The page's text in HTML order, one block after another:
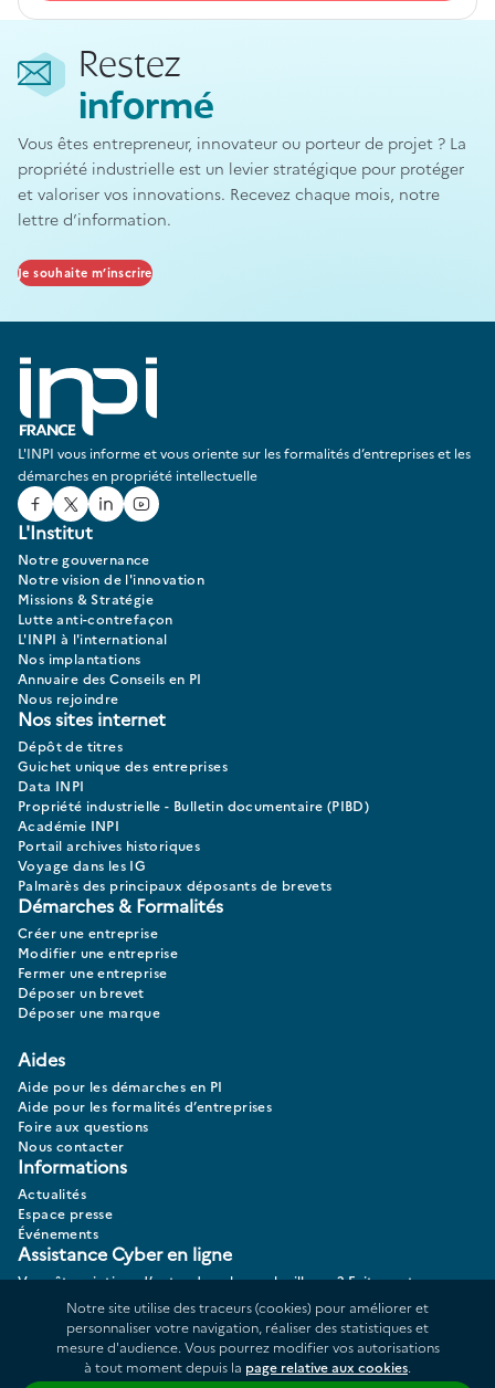
Restez
informé
Vous êtes entrepreneur, innovateur ou porteur de projet ? La
propriété industrielle est un levier stratégique pour protéger
et valoriser vos innovations. Recevez chaque mois, notre
lettre d’information.
Je souhaite m’inscrire
L'INPI vous informe et vous oriente sur les formalités d’entreprises et les
démarches en propriété intellectuelle
Facebook
TwitterLinked In
Youtube
L'Institut
Notre gouvernance
Notre vision de l'innovation
Missions & Stratégie
Lutte anti-contrefaçon
L'INPI à l'international
Nos implantations
Annuaire des Conseils en PI
Nous rejoindre
Nos sites internet
Dépôt de titres
Guichet unique des entreprises
Data INPI
Propriété industrielle - Bulletin documentaire (PIBD)
Académie INPI
Portail archives historiques
Voyage dans les IG
Palmarès des principaux déposants de brevets
Démarches & Formalités
Créer une entreprise
Modifier une entreprise
Fermer une entreprise
Déposer un brevet
Déposer une marque
Aides
Aide pour les démarches en PI
Aide pour les formalités d’entreprises
Foire aux questions
Nous contacter
Informations
Actualités
Espace presse
Événements
Assistance Cyber en ligne
Vous êtes victime d’actes de cybermalveillance? Faites votre
Données personnelles
Notre site utilise des traceurs (cookies) pour améliorer et
personnaliser votre navigation, réaliser des statistiques et
mesure d'audience. Vous pourrez modifier vos autorisations
à tout moment depuis la page relative aux cookies